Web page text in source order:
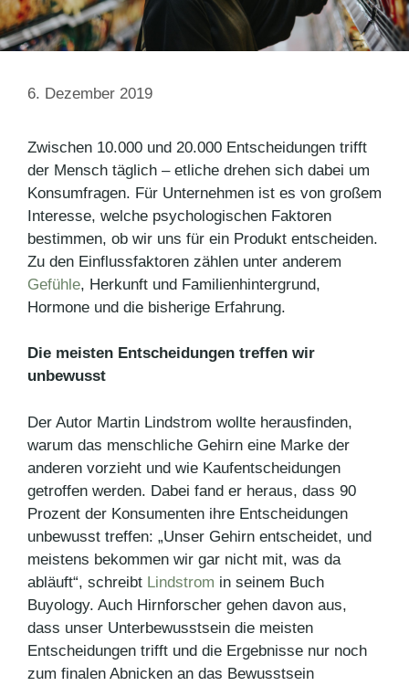
6. Dezember 2019
Zwischen 10.000 und 20.000 Entscheidungen trifft
der Mensch täglich – etliche drehen sich dabei um
Konsumfragen. Für Unternehmen ist es von großem
Interesse, welche psychologischen Faktoren
bestimmen, ob wir uns für ein Produkt entscheiden.
Zu den Einflussfaktoren zählen unter anderem
Gefühle, Herkunft und Familienhintergrund,
Hormone und die bisherige Erfahrung.
Die meisten Entscheidungen treffen wir
unbewusst
Der Autor Martin Lindstrom wollte herausfinden,
warum das menschliche Gehirn eine Marke der
anderen vorzieht und wie Kaufentscheidungen
getroffen werden. Dabei fand er heraus, dass 90
Prozent der Konsumenten ihre Entscheidungen
unbewusst treffen: „Unser Gehirn entscheidet, und
meistens bekommen wir gar nicht mit, was da
abläuft“, schreibt Lindstrom in seinem Buch
Buyology. Auch Hirnforscher gehen davon aus,
dass unser Unterbewusstsein die meisten
Entscheidungen trifft und die Ergebnisse nur noch
zum finalen Abnicken an das Bewusstsein